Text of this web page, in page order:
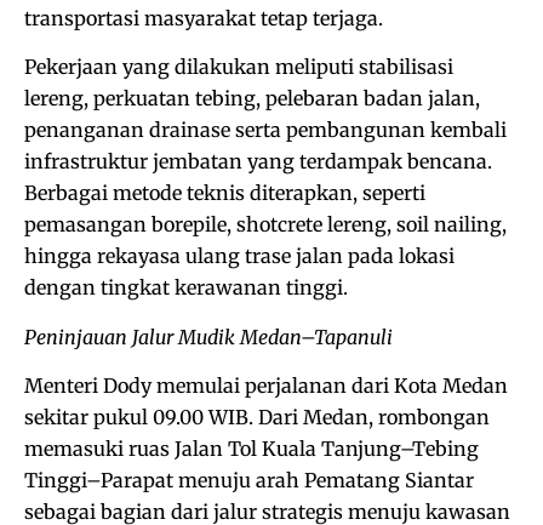
transportasi masyarakat tetap terjaga.
Pekerjaan yang dilakukan meliputi stabilisasi
lereng, perkuatan tebing, pelebaran badan jalan,
penanganan drainase serta pembangunan kembali
infrastruktur jembatan yang terdampak bencana.
Berbagai metode teknis diterapkan, seperti
pemasangan borepile, shotcrete lereng, soil nailing,
hingga rekayasa ulang trase jalan pada lokasi
dengan tingkat kerawanan tinggi.
Peninjauan Jalur Mudik Medan–Tapanuli
Menteri Dody memulai perjalanan dari Kota Medan
sekitar pukul 09.00 WIB. Dari Medan, rombongan
memasuki ruas Jalan Tol Kuala Tanjung–Tebing
Tinggi–Parapat menuju arah Pematang Siantar
sebagai bagian dari jalur strategis menuju kawasan